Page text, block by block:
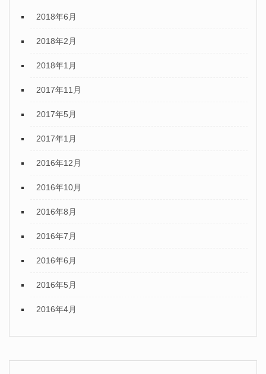
2018年6月
2018年2月
2018年1月
2017年11月
2017年5月
2017年1月
2016年12月
2016年10月
2016年8月
2016年7月
2016年6月
2016年5月
2016年4月